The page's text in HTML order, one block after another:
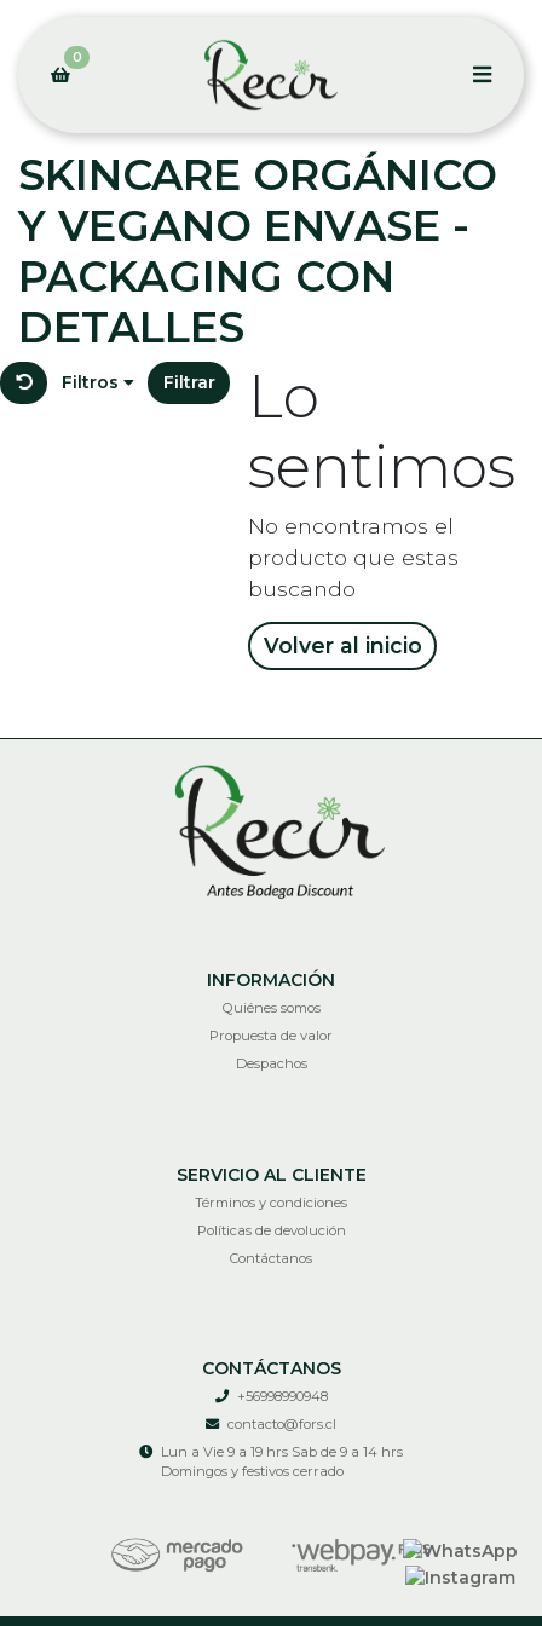
0
SKINCARE ORGÁNICO
Y VEGANO ENVASE -
PACKAGING CON
DETALLES
Filtros Filtrar
Lo
sentimos
No encontramos el
producto que estas
buscando
Volver al inicio
INFORMACIÓN
Quiénes somos
Propuesta de valor
Despachos
SERVICIO AL CLIENTE
Términos y condiciones
Políticas de devolución
Contáctanos
CONTÁCTANOS
+56998990948
contacto@fors.cl
Lun a Vie 9 a 19 hrs Sab de 9 a 14 hrs
Domingos y festivos cerrado